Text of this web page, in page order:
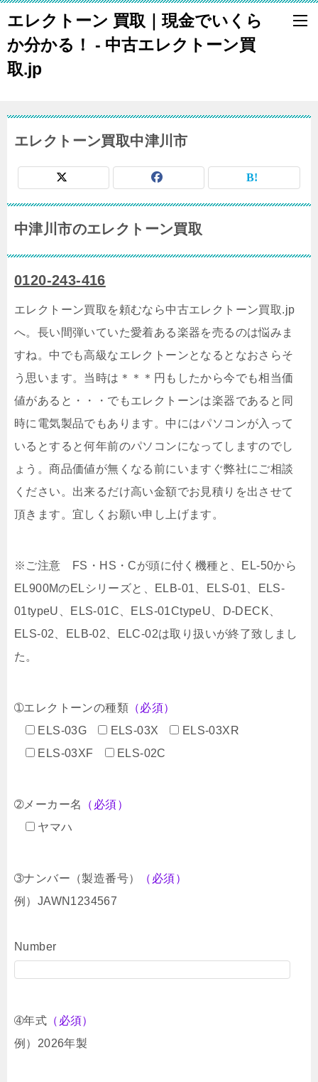
エレクトーン 買取｜現金でいくら
か分かる！ - 中古エレクトーン買
取.jp
エレクトーン買取中津川市
中津川市のエレクトーン買取
0120-243-416
エレクトーン買取を頼むなら中古エレクトーン買取.jp
へ。長い間弾いていた愛着ある楽器を売るのは悩みま
すね。中でも高級なエレクトーンとなるとなおさらそ
う思います。当時は＊＊＊円もしたから今でも相当価
値があると・・・でもエレクトーンは楽器であると同
時に電気製品でもあります。中にはパソコンが入って
いるとすると何年前のパソコンになってしますのでし
ょう。商品価値が無くなる前にいますぐ弊社にご相談
ください。出来るだけ高い金額でお見積りを出させて
頂きます。宜しくお願い申し上げます。
※ご注意 FS・HS・Cが頭に付く機種と、EL-50から
EL900MのELシリーズと、ELB-01、ELS-01、ELS-
01typeU、ELS-01C、ELS-01CtypeU、D-DECK、
ELS-02、ELB-02、ELC-02は取り扱いが終了致しまし
た。
➀エレクトーンの種類 （必須）
ELS-03G
ELS-03X
ELS-03XR
ELS-03XF
ELS-02C
➁メーカー名
（必須）
ヤマハ
➂ナンバー（製造番号）
（必須）
例）JAWN1234567
Number
➃年式 （必須）
例）2026年製